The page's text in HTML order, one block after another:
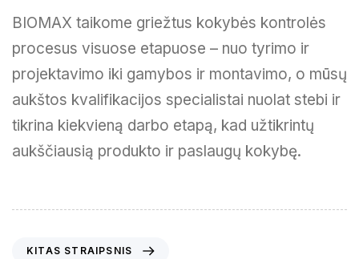
BIOMAX taikome griežtus kokybės kontrolės
procesus visuose etapuose – nuo tyrimo ir
projektavimo iki gamybos ir montavimo, o mūsų
aukštos kvalifikacijos specialistai nuolat stebi ir
tikrina kiekvieną darbo etapą, kad užtikrintų
aukščiausią produkto ir paslaugų kokybę.
KITAS STRAIPSNIS